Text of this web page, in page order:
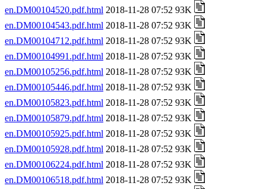
en.DM00104520.pdf.html 2018-11-28 07:52 93K
en.DM00104543.pdf.html 2018-11-28 07:52 93K
en.DM00104712.pdf.html 2018-11-28 07:52 93K
en.DM00104991.pdf.html 2018-11-28 07:52 93K
en.DM00105256.pdf.html 2018-11-28 07:52 93K
en.DM00105446.pdf.html 2018-11-28 07:52 93K
en.DM00105823.pdf.html 2018-11-28 07:52 93K
en.DM00105879.pdf.html 2018-11-28 07:52 93K
en.DM00105925.pdf.html 2018-11-28 07:52 93K
en.DM00105928.pdf.html 2018-11-28 07:52 93K
en.DM00106224.pdf.html 2018-11-28 07:52 93K
en.DM00106518.pdf.html 2018-11-28 07:52 93K